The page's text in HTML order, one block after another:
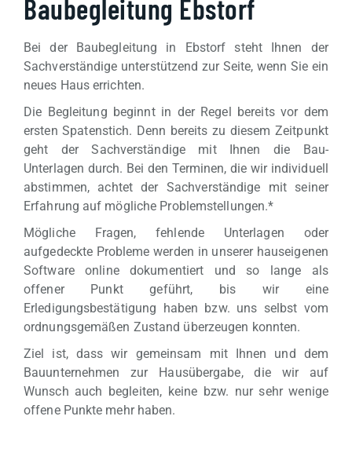
Baubegleitung Ebstorf
Bei der Baubegleitung in Ebstorf steht Ihnen der
Sachverständige unterstützend zur Seite, wenn Sie ein
neues Haus errichten.
Die Begleitung beginnt in der Regel bereits vor dem
ersten Spatenstich. Denn bereits zu diesem Zeitpunkt
geht der Sachverständige mit Ihnen die Bau-
Unterlagen durch. Bei den Terminen, die wir individuell
abstimmen, achtet der Sachverständige mit seiner
Erfahrung auf mögliche Problemstellungen.*
Mögliche Fragen, fehlende Unterlagen oder
aufgedeckte Probleme werden in unserer hauseigenen
Software online dokumentiert und so lange als
offener Punkt geführt, bis wir eine
Erledigungsbestätigung haben bzw. uns selbst vom
ordnungsgemäßen Zustand überzeugen konnten.
Ziel ist, dass wir gemeinsam mit Ihnen und dem
Bauunternehmen zur Hausübergabe, die wir auf
Wunsch auch begleiten, keine bzw. nur sehr wenige
offene Punkte mehr haben.